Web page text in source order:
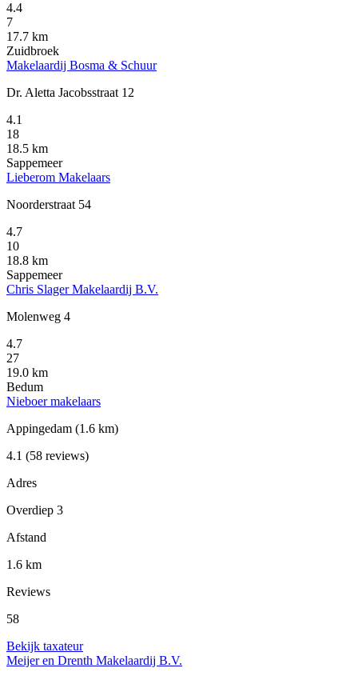
4.4
7
17.7 km
Zuidbroek
Makelaardij Bosma & Schuur
Dr. Aletta Jacobsstraat 12
4.1
18
18.5 km
Sappemeer
Lieberom Makelaars
Noorderstraat 54
4.7
10
18.8 km
Sappemeer
Chris Slager Makelaardij B.V.
Molenweg 4
4.7
27
19.0 km
Bedum
Nieboer makelaars
Appingedam (1.6 km)
4.1 (58 reviews)
Adres
Overdiep 3
Afstand
1.6 km
Reviews
58
Bekijk taxateur
Meijer en Drenth Makelaardij B.V.